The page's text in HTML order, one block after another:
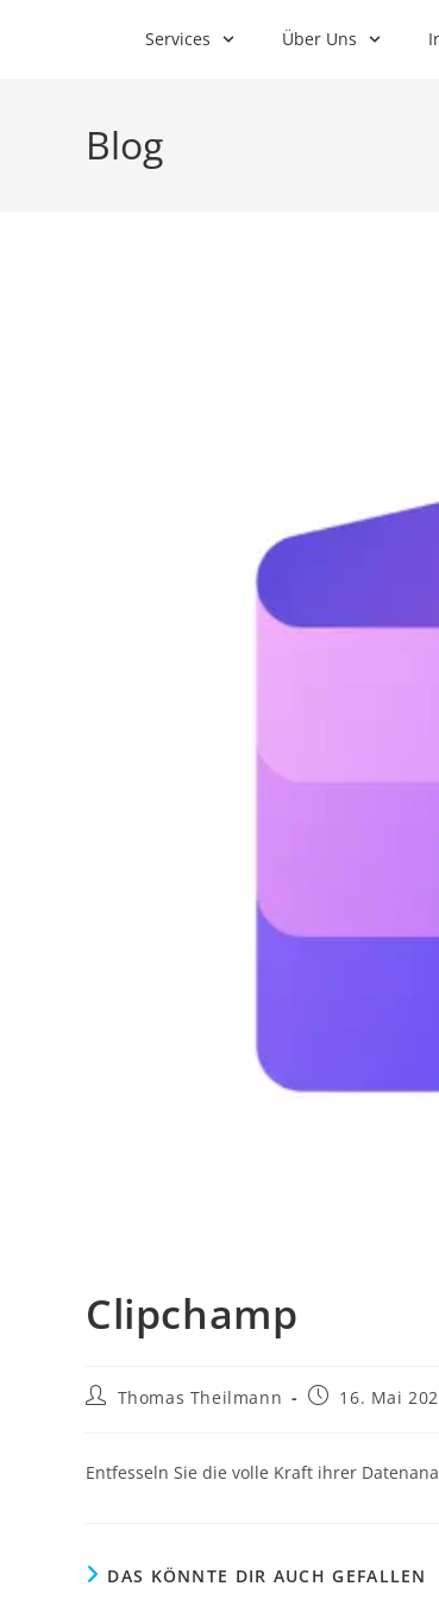
Services Über Uns
Blog
Clipchamp
Thomas Theilmann 16. Mai
Entfesseln Sie die volle Kraft ihrer
DAS KÖNNTE DIR AUCH GEFALLEN